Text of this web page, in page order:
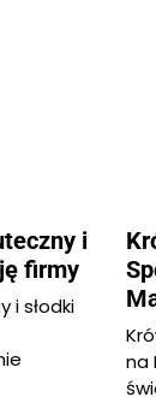
i
firmy
i słodki
na